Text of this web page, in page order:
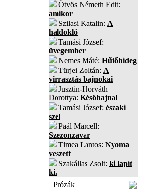
Ötvös Németh Edit:
amikor
Szilasi Katalin: A
haldokló
Tamási József:
üvegember
Nemes Máté: Hűtőhideg
Türjei Zoltán: A
virrasztás bajnokai
Jusztin-Horváth
Dorottya: Későhajnal
Tamási József: északi
szél
Paál Marcell:
Szezonzavar
Tímea Lantos: Nyoma
veszett
Szakállas Zsolt: ki lapít
ki.
Prózák